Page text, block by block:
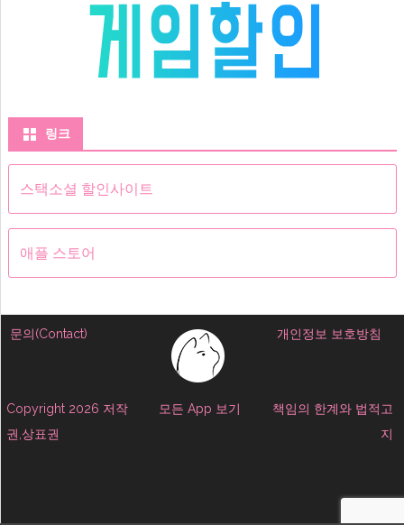
링크
스택소셜 할인사이트
애플 스토어
문의(Contact) 개인정보 보호방침
Copyright 2026 저작
권,상표권
모든 App 보기
책임의 한계와 법적고
지